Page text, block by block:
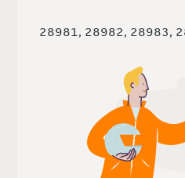
28981, 28982, 28983,